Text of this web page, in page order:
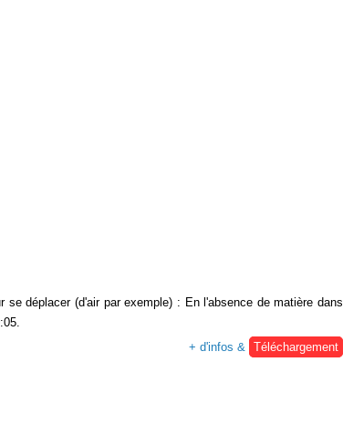
déplacer (d'air par exemple) : En l'absence de matière dans
+ d'infos & Téléchargement